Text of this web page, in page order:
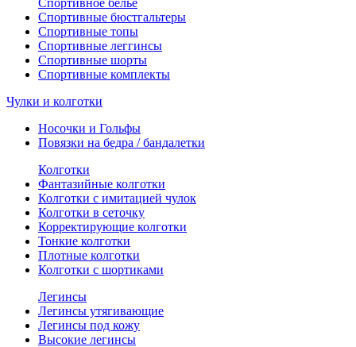
Спортивное белье
Спортивные бюстгальтеры
Спортивные топы
Спортивные леггинсы
Спортивные шорты
Спортивные комплекты
Чулки и колготки
Носочки и Гольфы
Повязки на бедра / бандалетки
Колготки
Фантазийные колготки
Колготки с имитацией чулок
Колготки в сеточку
Корректирующие колготки
Тонкие колготки
Плотные колготки
Колготки с шортиками
Легинсы
Легинсы утягивающие
Легинсы под кожу
Высокие легинсы